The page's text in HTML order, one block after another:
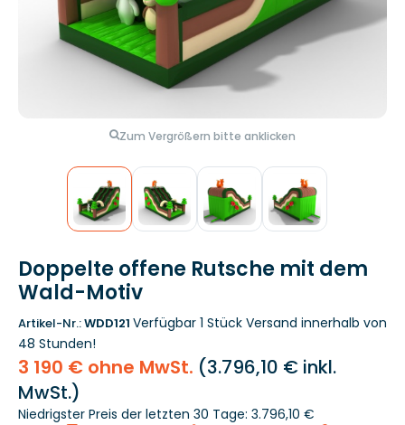
Zum Vergrößern bitte anklicken
Doppelte offene Rutsche mit dem
Wald-Motiv
Artikel-Nr.:WDD121 Verfügbar 1 Stück Versand innerhalb von
48 Stunden!
3 190 € ohne MwSt. (3.796,10 € inkl.
MwSt.)
Niedrigster Preis der letzten 30 Tage: 3.796,10 €